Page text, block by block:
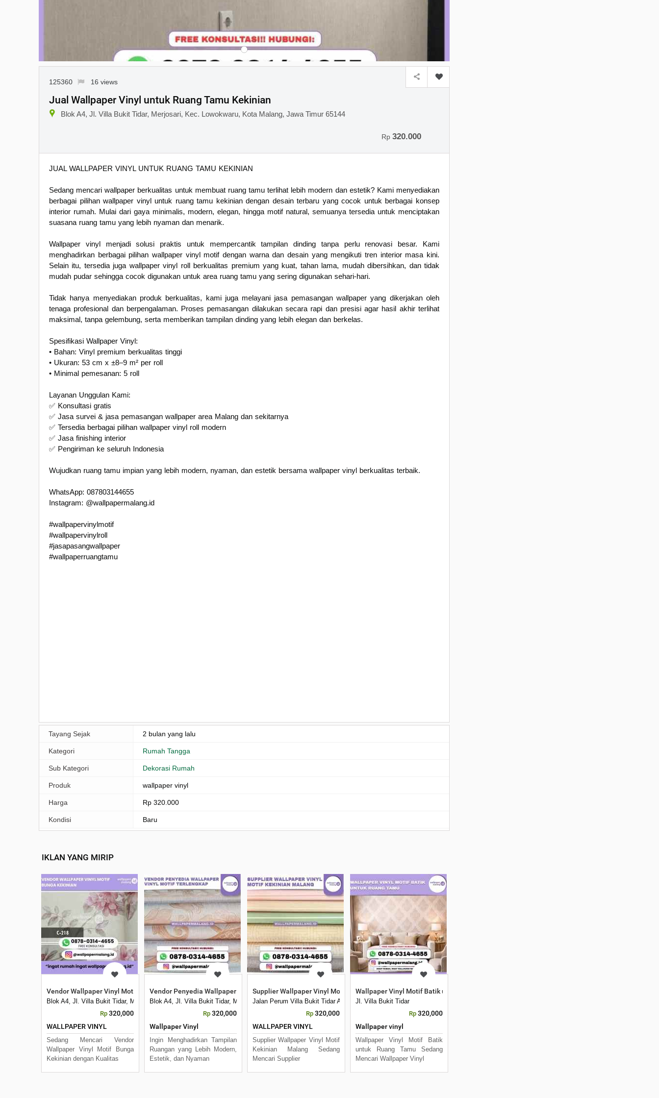
125360 16 views
Jual Wallpaper Vinyl untuk Ruang Tamu Kekinian
Blok A4, Jl. Villa Bukit Tidar, Merjosari, Kec. Lowokwaru, Kota Malang, Jawa Timur 65144
Rp 320.000
JUAL WALLPAPER VINYL UNTUK RUANG TAMU KEKINIAN
Sedang mencari wallpaper berkualitas untuk membuat ruang tamu terlihat lebih modern dan estetik? Kami menyediakan
berbagai pilihan wallpaper vinyl untuk ruang tamu kekinian dengan desain terbaru yang cocok untuk berbagai konsep
interior rumah. Mulai dari gaya minimalis, modern, elegan, hingga motif natural, semuanya tersedia untuk menciptakan
suasana ruang tamu yang lebih nyaman dan menarik.
Wallpaper vinyl menjadi solusi praktis untuk mempercantik tampilan dinding tanpa perlu renovasi besar. Kami
menghadirkan berbagai pilihan wallpaper vinyl motif dengan warna dan desain yang mengikuti tren interior masa kini.
Selain itu, tersedia juga wallpaper vinyl roll berkualitas premium yang kuat, tahan lama, mudah dibersihkan, dan tidak
mudah pudar sehingga cocok digunakan untuk area ruang tamu yang sering digunakan sehari-hari.
Tidak hanya menyediakan produk berkualitas, kami juga melayani jasa pemasangan wallpaper yang dikerjakan oleh
tenaga profesional dan berpengalaman. Proses pemasangan dilakukan secara rapi dan presisi agar hasil akhir terlihat
maksimal, tanpa gelembung, serta memberikan tampilan dinding yang lebih elegan dan berkelas.
Spesifikasi Wallpaper Vinyl:
• Bahan: Vinyl premium berkualitas tinggi
• Ukuran: 53 cm x ±8–9 m² per roll
• Minimal pemesanan: 5 roll
Layanan Unggulan Kami:
✅ Konsultasi gratis
✅ Jasa survei & jasa pemasangan wallpaper area Malang dan sekitarnya
✅ Tersedia berbagai pilihan wallpaper vinyl roll modern
✅ Jasa finishing interior
✅ Pengiriman ke seluruh Indonesia
Wujudkan ruang tamu impian yang lebih modern, nyaman, dan estetik bersama wallpaper vinyl berkualitas terbaik.
WhatsApp: 087803144655
Instagram: @wallpapermalang.id
#wallpapervinylmotif
#wallpapervinylroll
#jasapasangwallpaper
#wallpaperruangtamu
Tayang Sejak 2 bulan yang lalu
Kategori Rumah Tangga
Sub Kategori Dekorasi Rumah
Produk wallpaper vinyl
Harga Rp 320.000
Kondisi Baru
IKLAN YANG MIRIP
Vendor Wallpaper Vinyl Motif Bunga Kekinian
Blok A4, Jl. Villa Bukit Tidar, Merjosari, Kec. Lowokwaru, Kota Malang, Jawa Timur 65144
Rp 320,000
WALLPAPER VINYL
Sedang Mencari Vendor
Wallpaper Vinyl Motif Bunga
Kekinian dengan Kualitas
Vendor Penyedia Wallpaper Vinyl Motif Terlengkap
Blok A4, Jl. Villa Bukit Tidar, Merjosari, Kec. Lowokwaru, Kota Malang, Jawa Timur 65144
Rp 320,000
Wallpaper Vinyl
Ingin Menghadirkan Tampilan
Ruangan yang Lebih Modern,
Estetik, dan Nyaman
Supplier Wallpaper Vinyl Motif Kekinian Malang
Jalan Perum Villa Bukit Tidar A4, Merjosari, Kec. Lowokwaru, Kota Malang
Rp 320,000
WALLPAPER VINYL
Supplier Wallpaper Vinyl Motif
Kekinian Malang Sedang
Mencari Supplier
Wallpaper Vinyl Motif Batik untuk Ruang Tamu
Jl. Villa Bukit Tidar
Rp 320,000
Wallpaper vinyl
Wallpaper Vinyl Motif Batik
untuk Ruang Tamu Sedang
Mencari Wallpaper Vinyl